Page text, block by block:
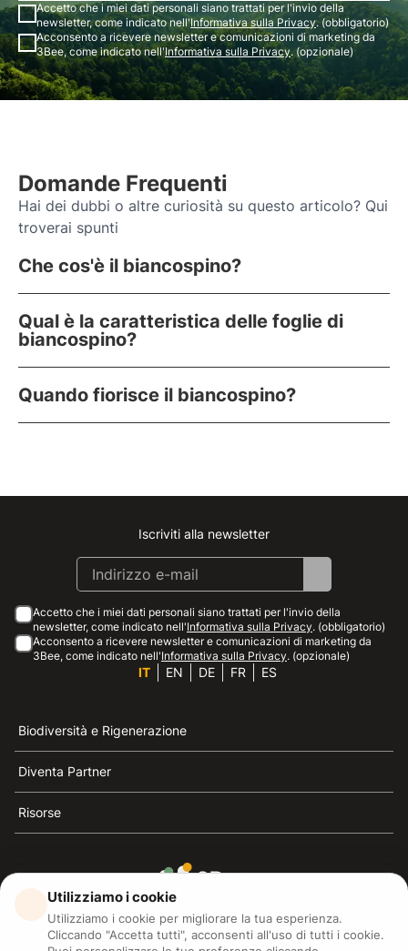
Accetto che i miei dati personali siano trattati per l'invio della
newsletter, come indicato nell'Informativa sulla Privacy. (obbligatorio)
Acconsento a ricevere newsletter e comunicazioni di marketing da
3Bee, come indicato nell'Informativa sulla Privacy. (opzionale)
Domande Frequenti
Hai dei dubbi o altre curiosità su questo articolo? Qui
troverai spunti
Che cos'è il biancospino?
Qual è la caratteristica delle foglie di
biancospino?
Quando fiorisce il biancospino?
Instagram
Facebook
Linkedin
Youtube
Iscriviti alla newsletter
Accetto che i miei dati personali siano trattati per l'invio della
newsletter, come indicato nell'Informativa sulla Privacy. (obbligatorio)
Acconsento a ricevere newsletter e comunicazioni di marketing da
3Bee, come indicato nell'Informativa sulla Privacy. (opzionale)
IT EN DE FR ES
Biodiversità e Rigenerazione
Diventa Partner
Risorse
3Bee è il riferimento della sostenibilità, la difesa delle
api e della biodiversità
Utilizziamo i cookie
Utilizziamo i cookie per migliorare la tua esperienza.
Cliccando "Accetta tutti", acconsenti all'uso di tutti i cookie.